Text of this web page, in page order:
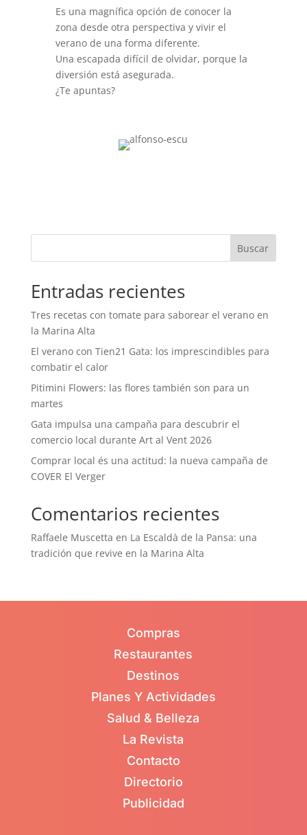
Es una magnífica opción de conocer la
zona desde otra perspectiva y vivir el
verano de una forma diferente.
Una escapada difícil de olvidar, porque la
diversión está asegurada.
¿Te apuntas?
Buscar
Entradas recientes
Tres recetas con tomate para saborear el verano en
la Marina Alta
El verano con Tien21 Gata: los imprescindibles para
combatir el calor
Pitimini Flowers: las flores también son para un
martes
Gata impulsa una campaña para descubrir el
comercio local durante Art al Vent 2026
Comprar local és una actitud: la nueva campaña de
COVER El Verger
Comentarios recientes
Raffaele Muscetta en La Escaldà de la Pansa: una
tradición que revive en la Marina Alta
Compras
Restaurantes
Destinos
Planes Y Actividades
Salud & Belleza
La Revista
Contacto
Directorio
Publicidad